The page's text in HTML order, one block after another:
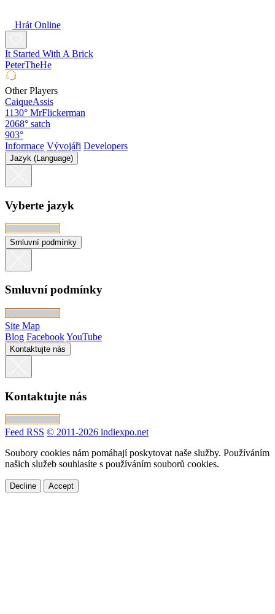
Hrát Online
It Started With A Brick
PeterTheHe
Other Players
CaiqueAssis
1130° MrFlickerman
2068° satch
903°
Informace Vývojáři Developers
Jazyk (Language)
Vyberte jazyk
Smluvní podmínky
Smluvní podmínky
Site Map
Blog FacebookYouTube
Kontaktujte nás
Kontaktujte nás
Feed RSS © 2011-2026 indiexpo.net
Soubory cookies nám pomáhají poskytovat naše služby. Používáním
našich služeb souhlasíte s používáním souborů cookies.
Decline Accept